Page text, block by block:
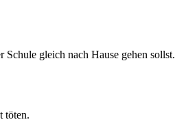
Schule gleich nach Hause gehen sollst.
töten.